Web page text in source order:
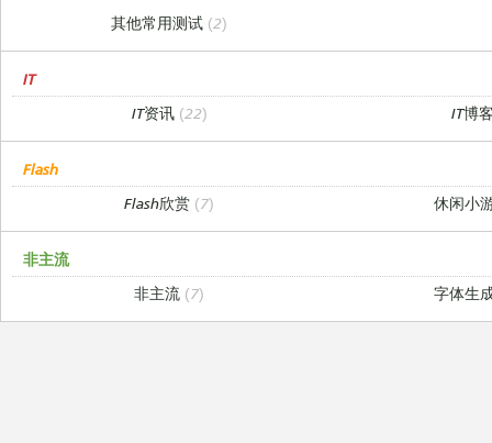
其他常用测试 (2)
IT
IT资讯 (22) IT博
Flash
Flash欣赏 (7) 休闲小
非主流
非主流 (7) 字体生